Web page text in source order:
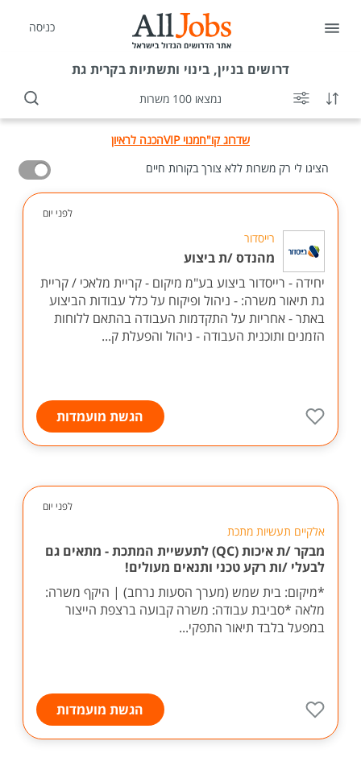
כניסה
דרושים בניין, בינוי ותשתיות בקרית גת
נמצאו 100 משרות
שדרוג קו"חמנוי VIP
הכנה לראיון
הציגו לי רק משרות ללא צורך בקורות חיים
לפני יום
רייסדור
מהנדס /ת ביצוע
יחידה - רייסדור ביצוע בע"מ מיקום - קריית מלאכי / קריית
גת תיאור משרה: - ניהול ופיקוח על כלל עבודות הביצוע
באתר - אחריות על התקדמות העבודה בהתאם ללוחות
הזמנים ותוכנית העבודה - ניהול והפעלת ק...
הגשת מועמדות
לפני יום
אלקיים תעשיות מתכת
מבקר /ת איכות (QC) לתעשיית המתכת - מתאים גם
לבעלי /ות רקע טכני ותנאים מעולים!
*מיקום: בית שמש (מערך הסעות נרחב) | היקף משרה:
מלאה *סביבת עבודה: משרה קבועה ברצפת הייצור
במפעל בלבד תיאור התפקי...
הגשת מועמדות